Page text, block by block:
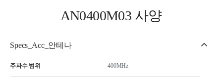
AN0400M03 사양
Specs_Acc_안테나
주파수 범위 400MHz